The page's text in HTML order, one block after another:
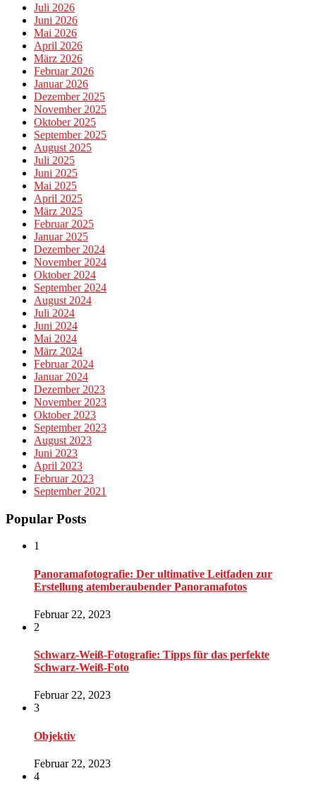
Juli 2026
Juni 2026
Mai 2026
April 2026
März 2026
Februar 2026
Januar 2026
Dezember 2025
November 2025
Oktober 2025
September 2025
August 2025
Juli 2025
Juni 2025
Mai 2025
April 2025
März 2025
Februar 2025
Januar 2025
Dezember 2024
November 2024
Oktober 2024
September 2024
August 2024
Juli 2024
Juni 2024
Mai 2024
März 2024
Februar 2024
Januar 2024
Dezember 2023
November 2023
Oktober 2023
September 2023
August 2023
Juni 2023
April 2023
Februar 2023
September 2021
Popular Posts
1
Panoramafotografie: Der ultimative Leitfaden zur
Erstellung atemberaubender Panoramafotos
Februar 22, 2023
2
Schwarz-Weiß-Fotografie: Tipps für das perfekte
Schwarz-Weiß-Foto
Februar 22, 2023
3
Objektiv
Februar 22, 2023
4